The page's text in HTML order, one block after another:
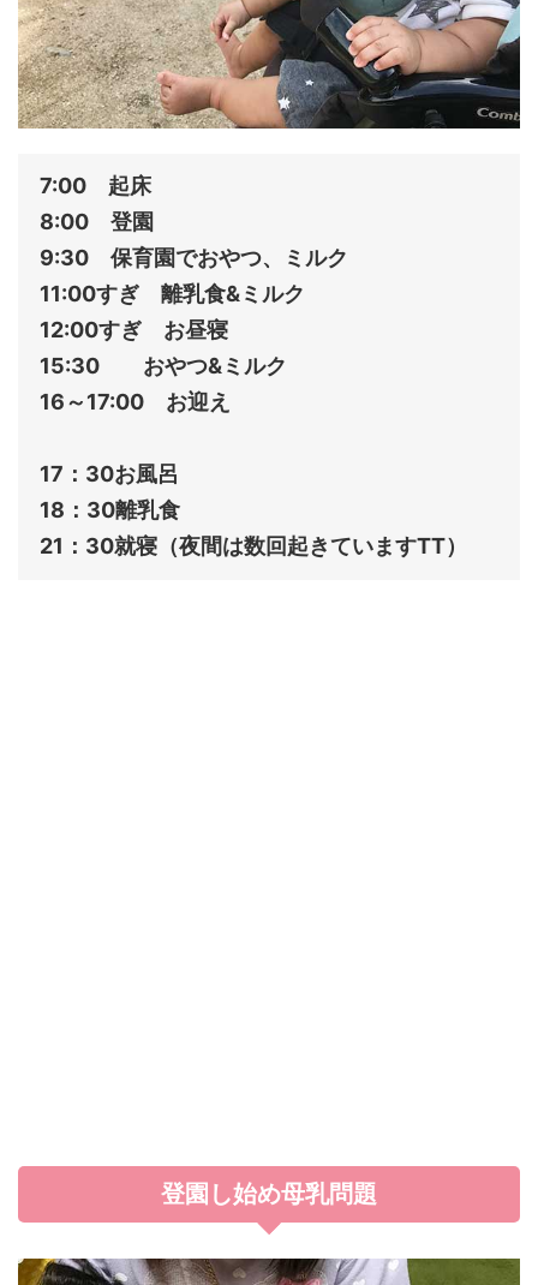
7:00 起床
8:00 登園
9:30 保育園でおやつ、ミルク
11:00すぎ 離乳食&ミルク
12:00すぎ お昼寝
15:30 おやつ&ミルク
16～17:00 お迎え
17：30お風呂
18：30離乳食
21：30就寝（夜間は数回起きていますTT）
登園し始め母乳問題